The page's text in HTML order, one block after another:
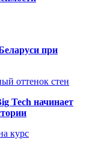
при
оттенок стен
Tech начинает
курс